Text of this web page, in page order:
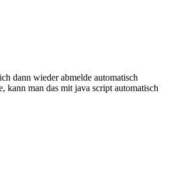
dann wieder abmelde automatisch
kann man das mit java script automatisch